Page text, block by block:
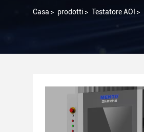
Casa > prodotti > Testatore AOI >